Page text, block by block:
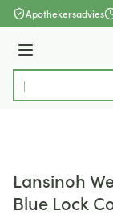
Ga naar de inhoud
Apothekersadvies
Menu
Product, merk,
Lansinoh
Blue Lock